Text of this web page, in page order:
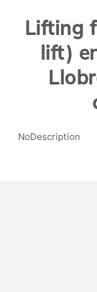
Lifting
lift)
NoDescription